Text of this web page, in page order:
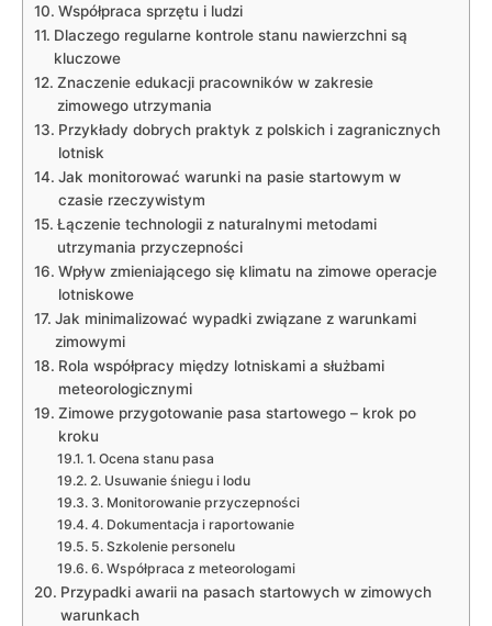
Współpraca sprzętu i ludzi
Dlaczego⁣ regularne kontrole ​stanu nawierzchni ​są ​
kluczowe
Znaczenie edukacji pracowników w zakresie
zimowego utrzymania
Przykłady dobrych ⁣praktyk ‌z ‌polskich​ i ‍zagranicznych
lotnisk
Jak ⁣monitorować warunki na pasie startowym w⁤
czasie rzeczywistym
Łączenie technologii z ⁣naturalnymi metodami
⁣utrzymania przyczepności
Wpływ zmieniającego ⁤się klimatu na zimowe ‌operacje
lotniskowe
Jak minimalizować wypadki⁣ związane z warunkami
zimowymi
Rola współpracy między lotniskami ⁢a służbami‍
meteorologicznymi
Zimowe przygotowanie pasa ​startowego – ‌krok po
kroku
1. Ocena stanu pasa
2. Usuwanie śniegu‍ i lodu
3. Monitorowanie ⁣przyczepności
4. Dokumentacja⁢ i raportowanie
5. Szkolenie personelu
6. Współpraca z meteorologami
Przypadki awarii na pasach ‌startowych w zimowych
warunkach